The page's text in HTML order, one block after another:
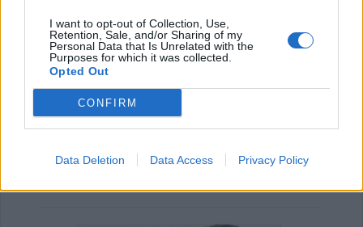
I want to opt-out of Collection, Use,
Retention, Sale, and/or Sharing of my
Personal Data that Is Unrelated with the
Purposes for which it was collected.
Opted Out
CONFIRM
Data Deletion Data Access Privacy Policy
κίνδυνο εμφάνισης Πάρκινσ…